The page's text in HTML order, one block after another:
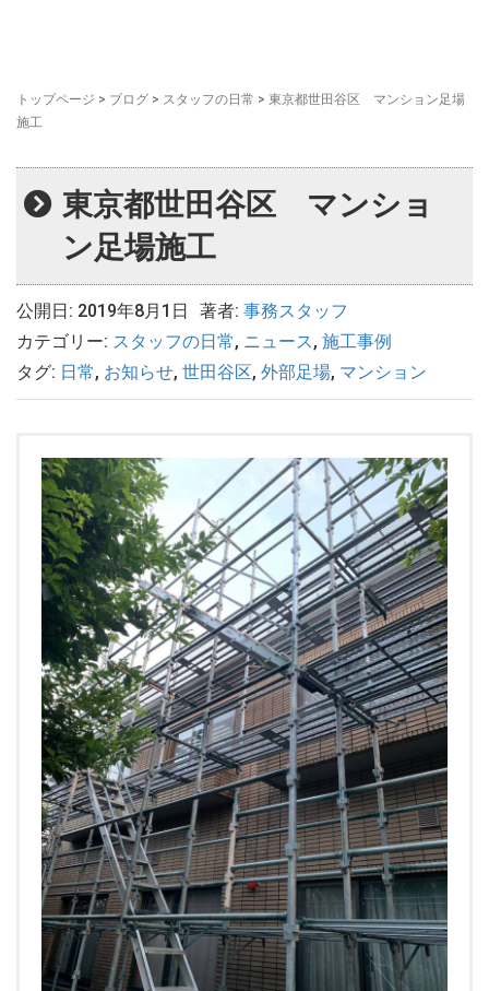
トップページ > ブログ > スタッフの日常 > 東京都世田谷区 マンション足場
施工
東京都世田谷区 マンショ
ン足場施工
公開日: 2019年8月1日 著者: 事務スタッフ
カテゴリー: スタッフの日常, ニュース, 施工事例
タグ: 日常, お知らせ, 世田谷区, 外部足場, マンション